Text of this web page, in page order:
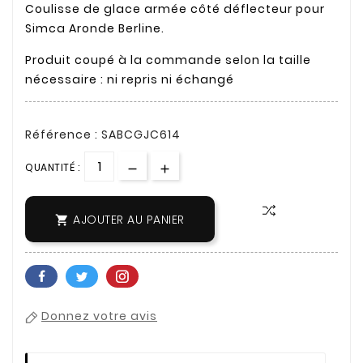
Coulisse de glace armée côté déflecteur pour
Simca Aronde Berline.
Produit coupé à la commande selon la taille
nécessaire : ni repris ni échangé
Référence : SABCGJC614
QUANTITÉ :
 AJOUTER AU PANIER
Donnez votre avis